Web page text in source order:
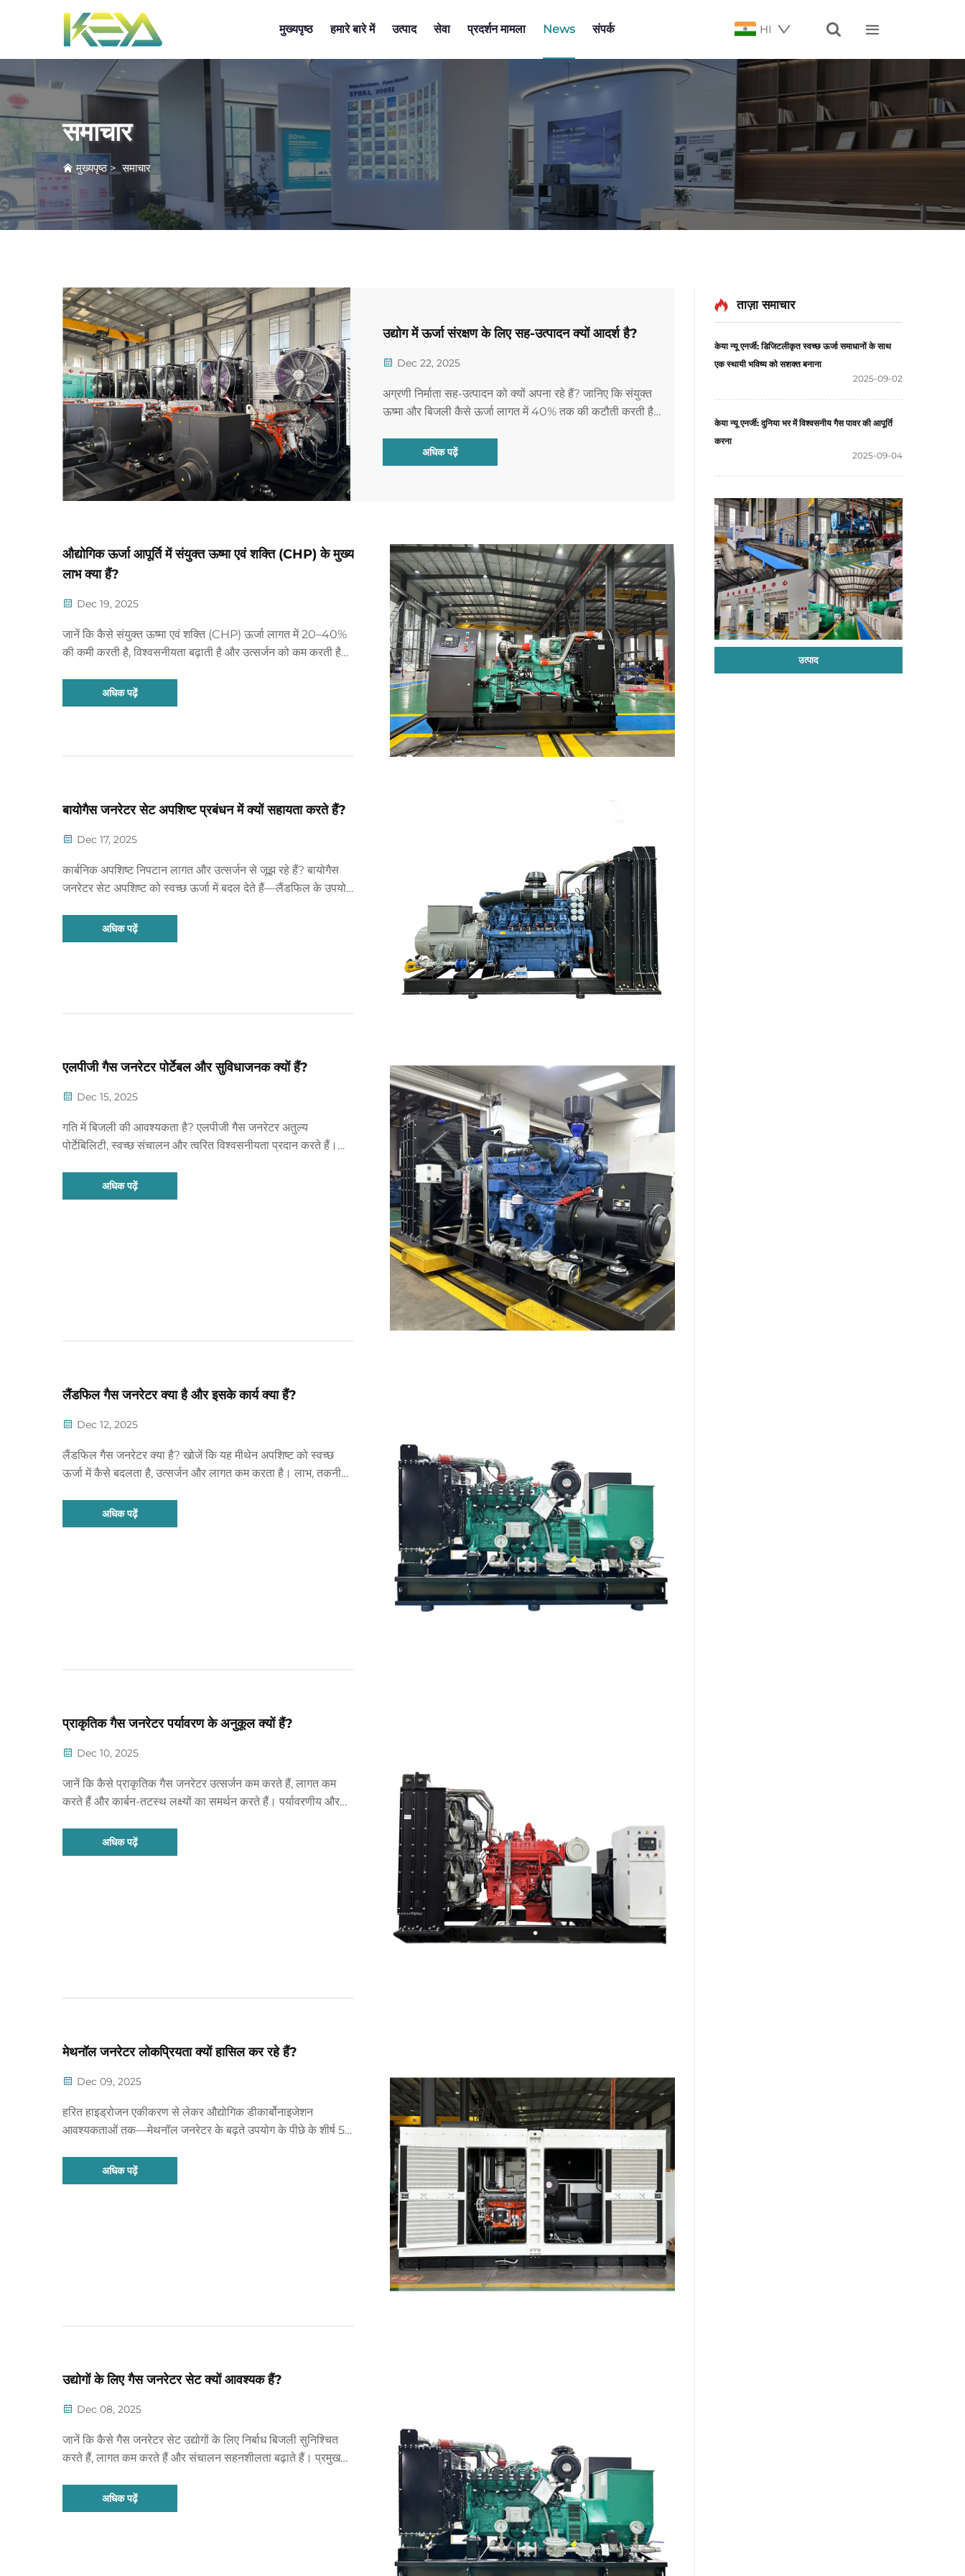
मुख्यपृष्ठ हमारे बारे में उत्पाद सेवा प्रदर्शन मामला News संपर्क HI  
समाचार
मुख्यपृष्ठ>समाचार
उद्योग में ऊर्जा संरक्षण के लिए सह-उत्पादन क्यों आदर्श है?
Dec 22, 2025
अग्रणी निर्माता सह-उत्पादन को क्यों अपना रहे हैं? जानिए कि संयुक्त
ऊष्मा और बिजली कैसे ऊर्जा लागत में 40% तक की कटौती करती है
अधिक पढ़ें
औद्योगिक ऊर्जा आपूर्ति में संयुक्त ऊष्मा एवं शक्ति (CHP) के मुख्य
लाभ क्या हैं?
Dec 19, 2025
जानें कि कैसे संयुक्त ऊष्मा एवं शक्ति (CHP) ऊर्जा लागत में 20–40%
की कमी करती है, विश्वसनीयता बढ़ाती है और उत्सर्जन को कम करती है।
नि:शुल्क प्रायोगिकता मूल्यांकन के लिए अनुरोध करें।
अधिक पढ़ें
बायोगैस जनरेटर सेट अपशिष्ट प्रबंधन में क्यों सहायता करते हैं?
Dec 17, 2025
कार्बनिक अपशिष्ट निपटान लागत और उत्सर्जन से जूझ रहे हैं? बायोगैस
जनरेटर सेट अपशिष्ट को स्वच्छ ऊर्जा में बदल देते हैं—लैंडफिल के उपयोग
अधिक पढ़ें
एलपीजी गैस जनरेटर पोर्टेबल और सुविधाजनक क्यों हैं?
Dec 15, 2025
गति में बिजली की आवश्यकता है? एलपीजी गैस जनरेटर अतुल्य
पोर्टेबिलिटी, स्वच्छ संचालन और त्वरित विश्वसनीयता प्रदान करते हैं।
प्राप्त करें।अधिक पढ़ें
लैंडफिल गैस जनरेटर क्या है और इसके कार्य क्या हैं?
Dec 12, 2025
लैंडफिल गैस जनरेटर क्या है? खोजें कि यह मीथेन अपशिष्ट को स्वच्छ
ऊर्जा में कैसे बदलता है, उत्सर्जन और लागत कम करता है। लाभ, तकनीकी
अधिक पढ़ें
प्राकृतिक गैस जनरेटर पर्यावरण के अनुकूल क्यों हैं?
Dec 10, 2025
जानें कि कैसे प्राकृतिक गैस जनरेटर उत्सर्जन कम करते हैं, लागत कम
करते हैं और कार्बन-तटस्थ लक्ष्यों का समर्थन करते हैं। पर्यावरणीय और
अधिक पढ़ें
मेथनॉल जनरेटर लोकप्रियता क्यों हासिल कर रहे हैं?
Dec 09, 2025
हरित हाइड्रोजन एकीकरण से लेकर औद्योगिक डीकार्बोनाइजेशन
आवश्यकताओं तक—मेथनॉल जनरेटर के बढ़ते उपयोग के पीछे के शीर्ष 5
उठा सकता है। अभी ट्रेंड रिपोर्ट डाउनलोड करें।
अधिक पढ़ें
उद्योगों के लिए गैस जनरेटर सेट क्यों आवश्यक हैं?
Dec 08, 2025
जानें कि कैसे गैस जनरेटर सेट उद्योगों के लिए निर्बाध बिजली सुनिश्चित
करते हैं, लागत कम करते हैं और संचालन सहनशीलता बढ़ाते हैं। प्रमुख
अधिक पढ़ें
ताज़ा समाचार
केया न्यू एनर्जी: डिजिटलीकृत स्वच्छ ऊर्जा समाधानों के साथ
एक स्थायी भविष्य को सशक्त बनाना
2025-09-02
केया न्यू एनर्जी: दुनिया भर में विश्वसनीय गैस पावर की आपूर्ति
करना
2025-09-04
उत्पाद